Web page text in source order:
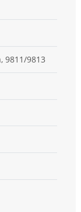
9811/9813